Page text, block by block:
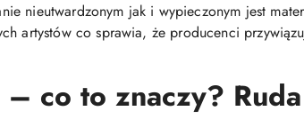
nieutwardzonym jak i wypieczonym jest
artystów co sprawia, że producenci
co to znaczy?